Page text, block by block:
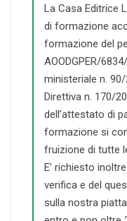
La Casa Editrice
di formazione
formazione del
AOODGPER/
ministeriale n.
Direttiva n. 170/
dell’attestato di
formazione si
fruizione di tutte
E’ richiesto
verifica e del
sulla nostra